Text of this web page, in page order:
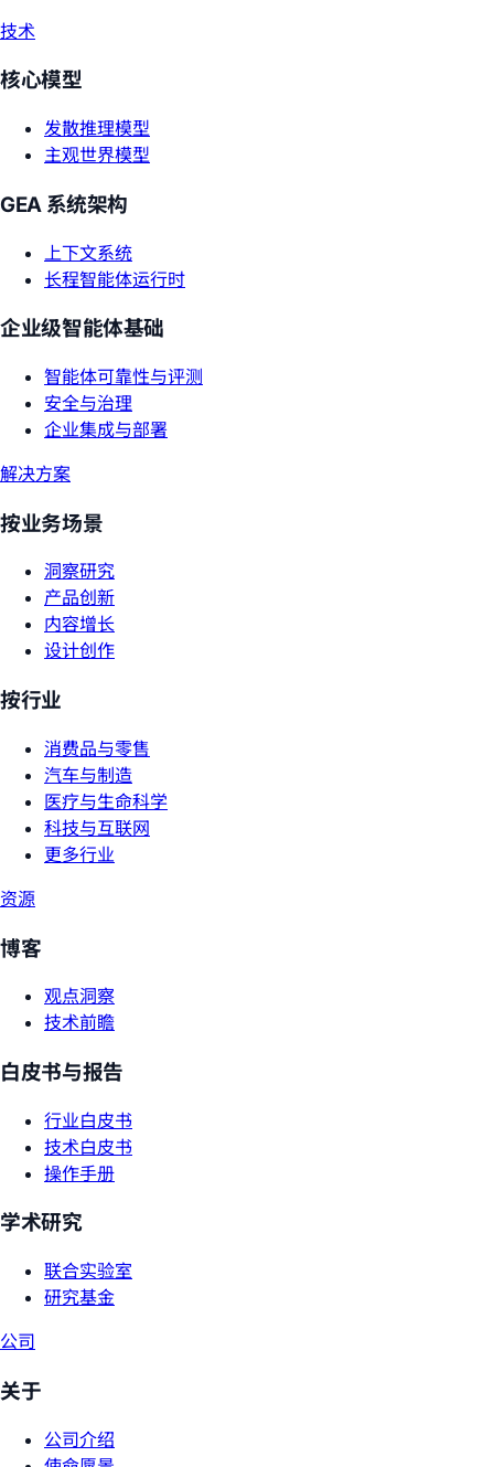
技术
核心模型
发散推理模型
主观世界模型
GEA 系统架构
上下文系统
长程智能体运行时
企业级智能体基础
智能体可靠性与评测
安全与治理
企业集成与部署
解决方案
按业务场景
洞察研究
产品创新
内容增长
设计创作
按行业
消费品与零售
汽车与制造
医疗与生命科学
科技与互联网
更多行业
资源
博客
观点洞察
技术前瞻
白皮书与报告
行业白皮书
技术白皮书
操作手册
学术研究
联合实验室
研究基金
公司
关于
公司介绍